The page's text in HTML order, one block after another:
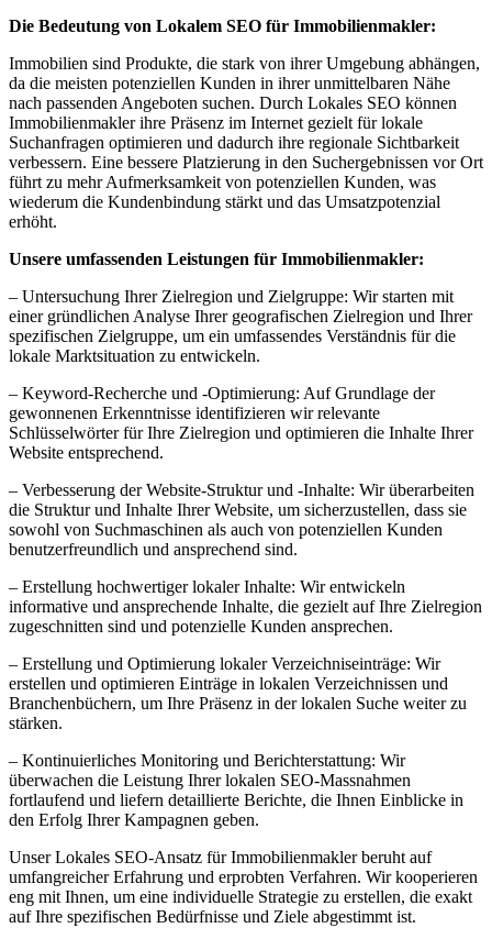
Die Bedeutung von Lokalem SEO für Immobilienmakler:
Immobilien sind Produkte, die stark von ihrer Umgebung abhängen,
da die meisten potenziellen Kunden in ihrer unmittelbaren Nähe
nach passenden Angeboten suchen. Durch Lokales SEO können
Immobilienmakler ihre Präsenz im Internet gezielt für lokale
Suchanfragen optimieren und dadurch ihre regionale Sichtbarkeit
verbessern. Eine bessere Platzierung in den Suchergebnissen vor Ort
führt zu mehr Aufmerksamkeit von potenziellen Kunden, was
wiederum die Kundenbindung stärkt und das Umsatzpotenzial
erhöht.
Unsere umfassenden Leistungen für Immobilienmakler:
– Untersuchung Ihrer Zielregion und Zielgruppe: Wir starten mit
einer gründlichen Analyse Ihrer geografischen Zielregion und Ihrer
spezifischen Zielgruppe, um ein umfassendes Verständnis für die
lokale Marktsituation zu entwickeln.
– Keyword-Recherche und -Optimierung: Auf Grundlage der
gewonnenen Erkenntnisse identifizieren wir relevante
Schlüsselwörter für Ihre Zielregion und optimieren die Inhalte Ihrer
Website entsprechend.
– Verbesserung der Website-Struktur und -Inhalte: Wir überarbeiten
die Struktur und Inhalte Ihrer Website, um sicherzustellen, dass sie
sowohl von Suchmaschinen als auch von potenziellen Kunden
benutzerfreundlich und ansprechend sind.
– Erstellung hochwertiger lokaler Inhalte: Wir entwickeln
informative und ansprechende Inhalte, die gezielt auf Ihre Zielregion
zugeschnitten sind und potenzielle Kunden ansprechen.
– Erstellung und Optimierung lokaler Verzeichniseinträge: Wir
erstellen und optimieren Einträge in lokalen Verzeichnissen und
Branchenbüchern, um Ihre Präsenz in der lokalen Suche weiter zu
stärken.
– Kontinuierliches Monitoring und Berichterstattung: Wir
überwachen die Leistung Ihrer lokalen SEO-Massnahmen
fortlaufend und liefern detaillierte Berichte, die Ihnen Einblicke in
den Erfolg Ihrer Kampagnen geben.
Unser Lokales SEO-Ansatz für Immobilienmakler beruht auf
umfangreicher Erfahrung und erprobten Verfahren. Wir kooperieren
eng mit Ihnen, um eine individuelle Strategie zu erstellen, die exakt
auf Ihre spezifischen Bedürfnisse und Ziele abgestimmt ist.